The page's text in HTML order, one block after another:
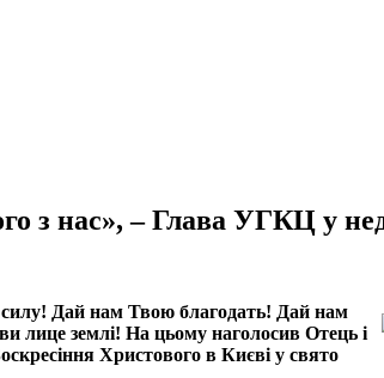
з нас», – Глава УГКЦ у
силу! Дай нам Твою благодать! Дай нам
лице землі! На цьому наголосив Отець і
Христового в Києві у свято